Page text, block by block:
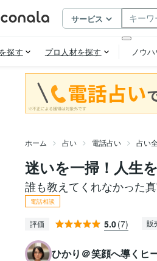
ホーム 占い 電話占い 占い
迷いを一掃！人生
誰も教えてくれなかった
電話相談
評価 5.0(7) 販
ひかり＠笑顔へ導くヒ